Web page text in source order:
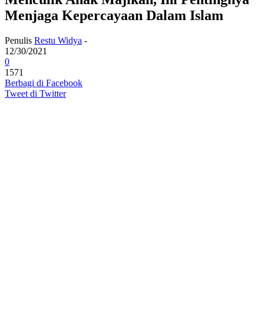
Menjaga Kepercayaan Dalam Islam
Penulis Restu Widya -
12/30/2021
0
1571
Berbagi di Facebook
Tweet di Twitter